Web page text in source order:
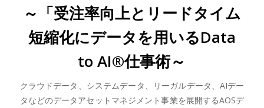
～「受注率向上とリードタイム
短縮化にデータを用いるData
to AI®仕事術～
クラウドデータ、システムデータ、リーガルデータ、AIデー
タなどのデータアセットマネジメント事業を展開するAOSデ